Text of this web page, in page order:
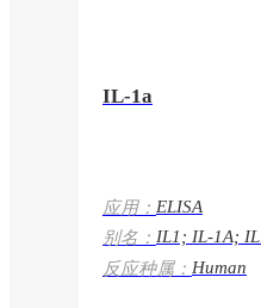
IL-1a
应用： ELISA
别名： IL1; IL-1A;
反应种属： Human